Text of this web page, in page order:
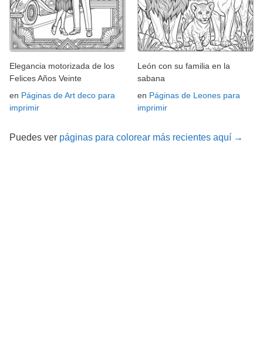
Elegancia motorizada de los
Felices Años Veinte
en Páginas de Art deco para
imprimir
León con su familia en la
sabana
en Páginas de Leones para
imprimir
Puedes ver páginas para colorear más recientes aquí →